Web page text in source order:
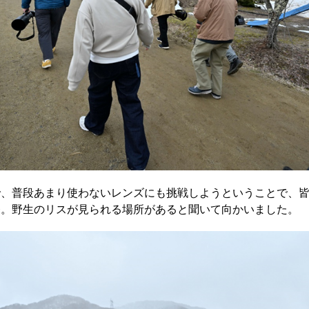
普段あまり使わないレンズにも挑戦しようということで、
野生のリスが見られる場所があると聞いて向かいました。